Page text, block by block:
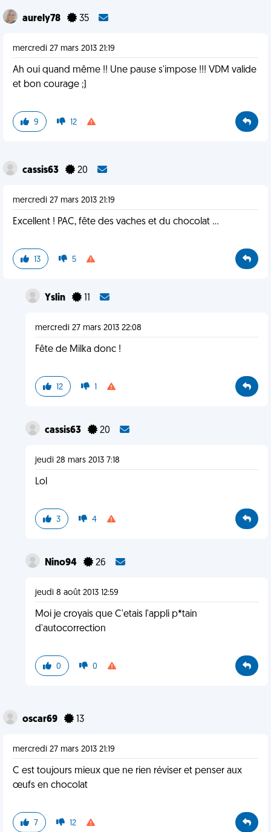
aurely78 35
mercredi 27 mars 2013 21:19
Ah oui quand même !! Une pause s'impose !!! VDM valide
et bon courage ;)
9 12
cassis63 20
mercredi 27 mars 2013 21:19
Excellent ! PAC, fête des vaches et du chocolat ...
13 5
Yslin 11
mercredi 27 mars 2013 22:08
Fête de Milka donc !
12 1
cassis63 20
jeudi 28 mars 2013 7:18
Lol
3 4
Nino94 26
jeudi 8 août 2013 12:59
Moi je croyais que C'etais l'appli p*tain
d'autocorrection
0 0
oscar69 13
mercredi 27 mars 2013 21:19
C est toujours mieux que ne rien réviser et penser aux
œufs en chocolat
7 12